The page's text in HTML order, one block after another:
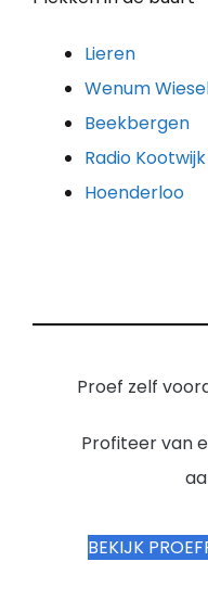
Lieren
Wenum
Beekbergen
Radio Kootwijk
Hoenderloo
Proef zelf
Profiteer van
BEKIJK